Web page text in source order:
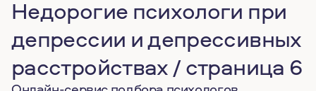
Недорогие психологи при
депрессии и депрессивных
расстройствах / страница 6